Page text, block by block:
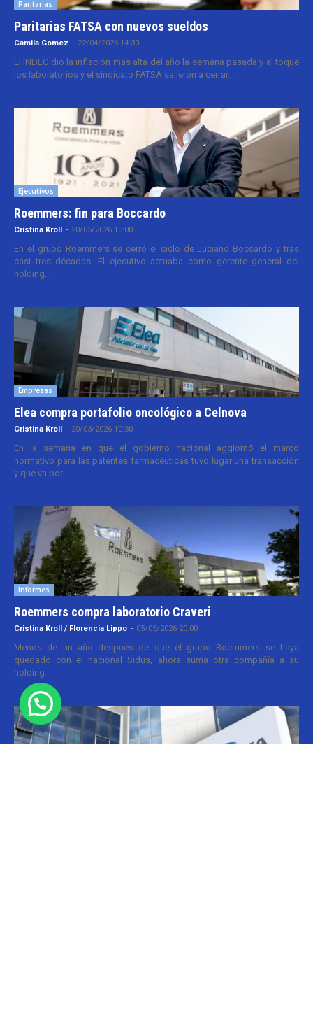
Paritarias
Paritarias FATSA con nuevos sueldos
Camila Gomez - 22/04/2026 14:30
El INDEC dio la inflación más alta del año la semana pasada y al toque
los laboratorios y el sindicato FATSA salieron a cerrar...
Ejecutivos
Roemmers: fin para Boccardo
Cristina Kroll - 20/05/2026 13:00
En el grupo Roemmers se cerró el ciclo de Luciano Boccardo y tras
casi tres décadas. El ejecutivo actuaba como gerente general del
holding...
Empresas
Elea compra portafolio oncológico a Celnova
Cristina Kroll - 20/03/2026 10:30
En la semana en que el gobierno nacional aggiornó el marco
normativo para las patentes farmacéuticas tuvo lugar una transacción
y que va por...
Informes
Roemmers compra laboratorio Craveri
Cristina Kroll / Florencia Lippo - 05/05/2026 20:00
Menos de un año después de que el grupo Roemmers se haya
quedado con el nacional Sidus, ahora suma otra compañía a su
holding....